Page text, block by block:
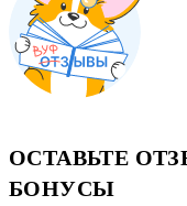
ОСТАВЬТЕ
БОНУСЫ